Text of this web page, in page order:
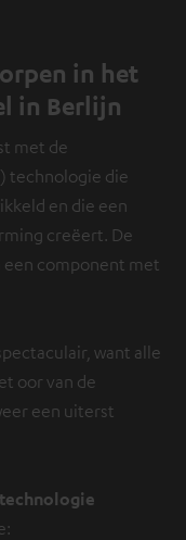
in het
in Berlijn
met de
technologie die
en die een
creëert. De
component met
want alle
oor van de
een uiterst